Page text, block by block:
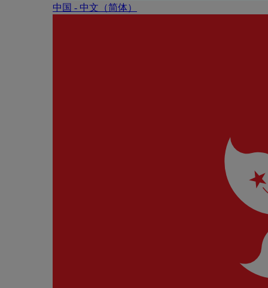
中国 - 中⽂（简体）